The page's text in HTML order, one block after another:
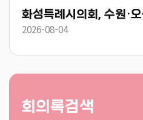
2026-07-29
회의록검색